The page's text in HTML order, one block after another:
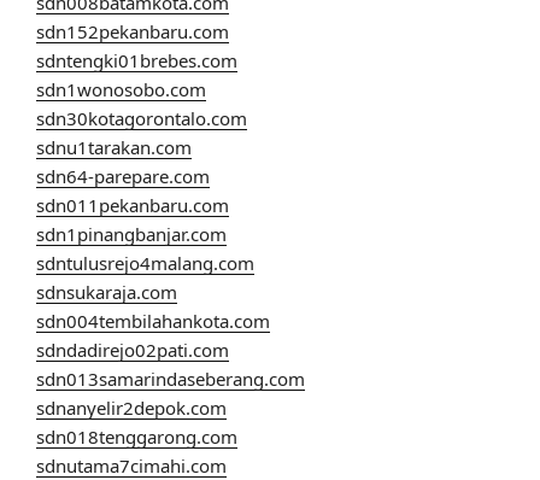
sdn152pekanbaru.com
sdntengki01brebes.com
sdn1wonosobo.com
sdn30kotagorontalo.com
sdnu1tarakan.com
sdn64-parepare.com
sdn011pekanbaru.com
sdn1pinangbanjar.com
sdntulusrejo4malang.com
sdnsukaraja.com
sdn004tembilahankota.com
sdndadirejo02pati.com
sdn013samarindaseberang.com
sdnanyelir2depok.com
sdn018tenggarong.com
sdnutama7cimahi.com